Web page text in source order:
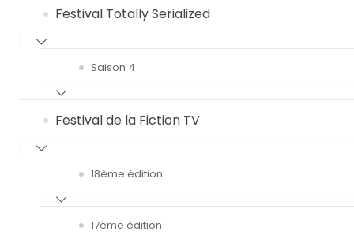
Festival Totally Serialized
Saison 4
Festival de la Fiction TV
18ème édition
17ème édition